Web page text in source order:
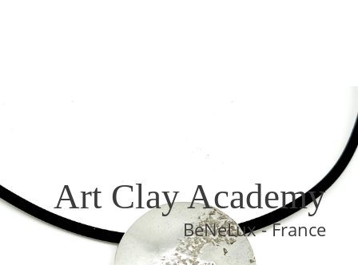
Art Clay Academy
BeNeLux - France